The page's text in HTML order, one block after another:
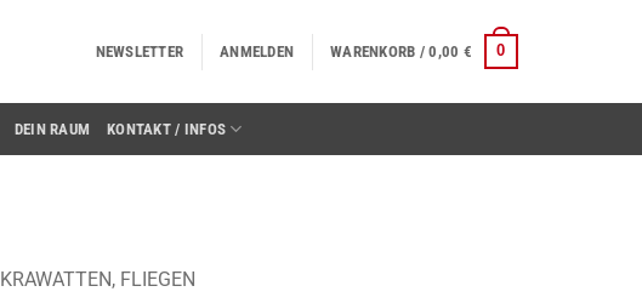
NEWSLETTER ANMELDEN WARENKORB /0,00 € 0
DEIN RAUM KONTAKT / INFOS
KRAWATTEN, FLIEGEN